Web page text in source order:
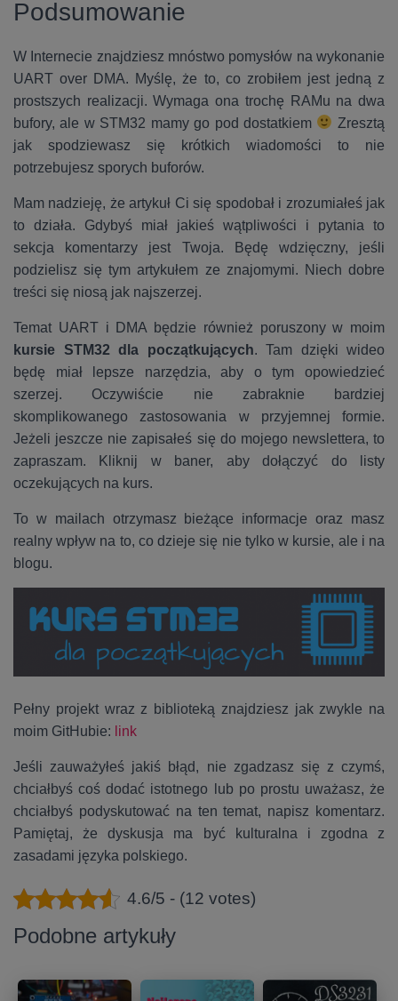
Podsumowanie
W Internecie znajdziesz mnóstwo pomysłów na wykonanie
UART over DMA. Myślę, że to, co zrobiłem jest jedną z
prostszych realizacji. Wymaga ona trochę RAMu na dwa
bufory, ale w STM32 mamy go pod dostatkiem
Zresztą
jak spodziewasz się krótkich wiadomości to nie
potrzebujesz sporych buforów.
Mam nadzieję, że artykuł Ci się spodobał i zrozumiałeś jak
to działa. Gdybyś miał jakieś wątpliwości i pytania to
sekcja komentarzy jest Twoja. Będę wdzięczny, jeśli
podzielisz się tym artykułem ze znajomymi. Niech dobre
treści się niosą jak najszerzej.
Temat UART i DMA będzie również poruszony w moim
kursie STM32 dla początkujących. Tam dzięki wideo
będę miał lepsze narzędzia, aby o tym opowiedzieć
szerzej. Oczywiście nie zabraknie bardziej
skomplikowanego zastosowania w przyjemnej formie.
Jeżeli jeszcze nie zapisałeś się do mojego newslettera, to
zapraszam. Kliknij w baner, aby dołączyć do listy
oczekujących na kurs.
To w mailach otrzymasz bieżące informacje oraz masz
realny wpływ na to, co dzieje się nie tylko w kursie, ale i na
blogu.
Pełny projekt wraz z biblioteką znajdziesz jak zwykle na
moim GitHubie: link
Jeśli zauważyłeś jakiś błąd, nie zgadzasz się z czymś,
chciałbyś coś dodać istotnego lub po prostu uważasz, że
chciałbyś podyskutować na ten temat, napisz komentarz.
Pamiętaj, że dyskusja ma być kulturalna i zgodna z
zasadami języka polskiego.
4.6/5 - (12 votes)
Podobne artykuły